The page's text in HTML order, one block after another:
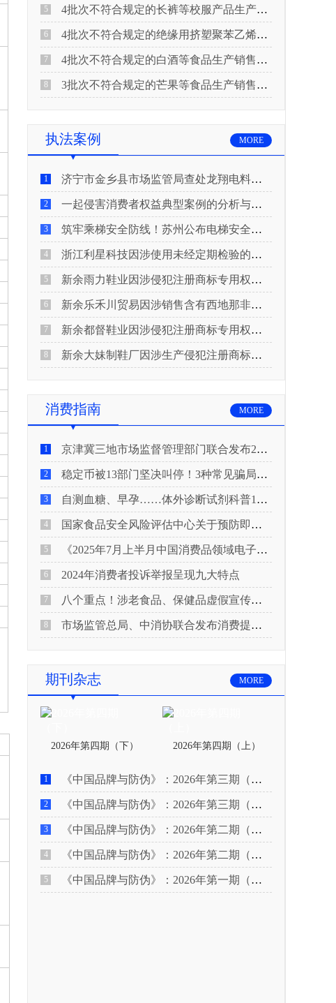
5 4批次不符合规定的长裤等校服产品生产销售企业被济南市市场监管局通报！
6 4批次不符合规定的绝缘用挤塑聚苯乙烯泡沫板（XPS）等产品生产销售企业被广元市市场监督管理局通报！
7 4批次不符合规定的白酒等食品生产销售企业被重庆市市场监督管理局通告！
8 3批次不符合规定的芒果等食品生产销售企业被长治市屯留区市场监督管理局公告！
执法案例 MORE
1 济宁市金乡县市场监管局查处龙翔电料批发部非法销售电线电缆案
2 一起侵害消费者权益典型案例的分析与启示
3 筑牢乘梯安全防线！苏州公布电梯安全领域典型案例
4 浙江利星科技因涉使用未经定期检验的压力管道被查
5 新余雨力鞋业因涉侵犯注册商标专用权被查
6 新余乐禾川贸易因涉销售含有西地那非的保健食品被查
7 新余都督鞋业因涉侵犯注册商标专用权被查
8 新余大妹制鞋厂因涉生产侵犯注册商标专用权的产品被查
消费指南 MORE
1 京津冀三地市场监督管理部门联合发布2026年春节期间消费提示
2 稳定币被13部门坚决叫停！3种常见骗局“套路”曝光
3 自测血糖、早孕……体外诊断试剂科普10问来了！建议收藏
4 国家食品安全风险评估中心关于预防即食真空包装肉制品肉毒中毒的风险提示
5 《2025年7月上半月中国消费品领域电子电器行业产品质量投诉分析报告》
6 2024年消费者投诉举报呈现九大特点
7 八个重点！涉老食品、保健品虚假宣传识别技巧
8 市场监管总局、中消协联合发布消费提示：关注检测报告：果蔬安全的“通行证”
期刊杂志 MORE
2026年第四期（下） 2026年第四期（上）
1 《中国品牌与防伪》：2026年第三期（下）
2 《中国品牌与防伪》：2026年第三期（上）
3 《中国品牌与防伪》：2026年第二期（下）
4 《中国品牌与防伪》：2026年第二期（上）
5 《中国品牌与防伪》：2026年第一期（下）